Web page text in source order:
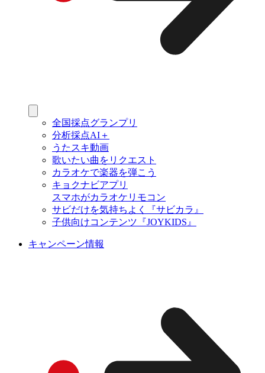
全国採点グランプリ
分析採点AI＋
うたスキ動画
歌いたい曲をリクエスト
カラオケで楽器を弾こう
キョクナビアプリ
スマホがカラオケリモコン
サビだけを気持ちよく『サビカラ』
子供向けコンテンツ『JOYKIDS』
キャンペーン情報